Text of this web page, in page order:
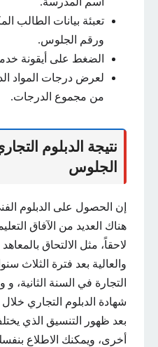
تعبئة بيانات الطالب
ورقم الجلوس.
الضغط على أيقونة
لعرض درجات المواد
من مجموع الدرجات.
الجلوس
إن الحصول على الدبلوم
هناك العديد من الآفاق
لاحقاً، مثل الالتحاق
والعالية بعد فترة الثلاث
التجارة في السنة
شهادة الدبلوم التجاري
بعد ظهور التنسيق الذي
أخرى، ويمكنك الاطلاع